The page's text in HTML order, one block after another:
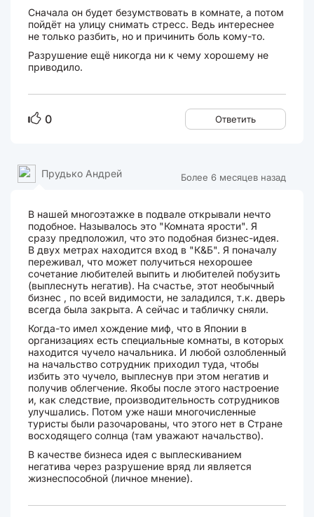
Сначала он будет безумствовать в комнате, а потом
пойдёт на улицу снимать стресс. Ведь интереснее
не только разбить, но и причинить боль кому-то.
Разрушение ещё никогда ни к чему хорошему не
приводило.
0 Ответить
Более 6 месяцев назад
Прудько Андрей
В нашей многоэтажке в подвале открывали нечто
подобное. Называлось это "Комната ярости". Я
сразу предположил, что это подобная бизнес-идея.
В двух метрах находится вход в "К&Б". Я поначалу
переживал, что может получиться нехорошее
сочетание любителей выпить и любителей побузить
(выплеснуть негатив). На счастье, этот необычный
бизнес , по всей видимости, не заладился, т.к. дверь
всегда была закрыта. А сейчас и табличку сняли.
Когда-то имел хождение миф, что в Японии в
организациях есть специальные комнаты, в которых
находится чучело начальника. И любой озлобленный
на начальство сотрудник приходил туда, чтобы
избить это чучело, выплеснув при этом негатив и
получив облегчение. Якобы после этого настроение
и, как следствие, производительность сотрудников
улучшались. Потом уже наши многочисленные
туристы были разочарованы, что этого нет в Стране
восходящего солнца (там уважают начальство).
В качестве бизнеса идея с выплескиванием
негатива через разрушение вряд ли является
жизнеспособной (личное мнение).